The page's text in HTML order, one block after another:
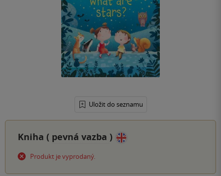
Uložit do seznamu
Kniha ( pevná vazba )
Produkt je vyprodaný.